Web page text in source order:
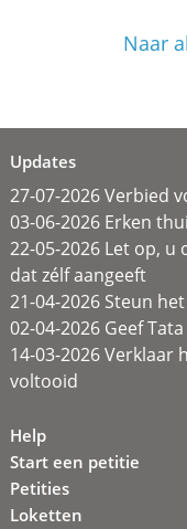
Naar
Updates
27-07-2026 Verbied
03-06-2026 Erken
22-05-2026 Let op,
dat zélf aangeeft
21-04-2026 Steun
02-04-2026 Geef
14-03-2026 Verklaar
voltooid
Help
Start een petitie
Petities
Loketten